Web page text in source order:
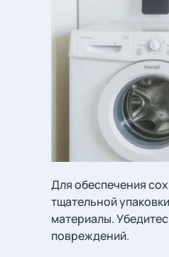
Для обеспечения
тщательной
материалы.
повреждений.